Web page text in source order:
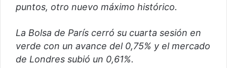
puntos, otro nuevo máximo histórico.
La Bolsa de París cerró su cuarta sesión en
verde con un avance del 0,75% y el mercado
de Londres subió un 0,61%.